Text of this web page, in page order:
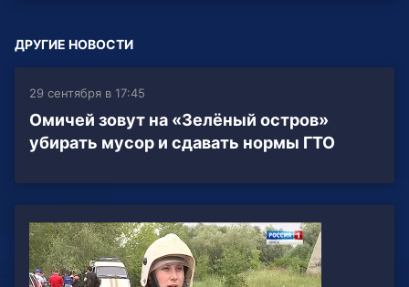
ДРУГИЕ НОВОСТИ
29 сентября в 17:45
Омичей зовут на «Зелёный остров»
убирать мусор и сдавать нормы ГТО